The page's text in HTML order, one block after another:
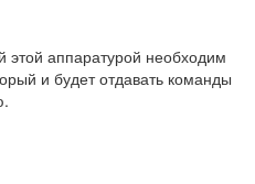
этой аппаратурой необходим
и будет отдавать команды